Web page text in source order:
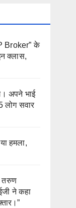
Broker” के
क्लास,
अपने भाई
लोग सवार
हमला,
तरुण
ने कहा